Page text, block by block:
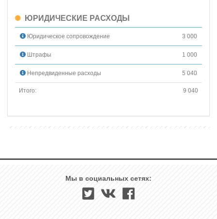
ЮРИДИЧЕСКИЕ РАСХОДЫ
Юридическое сопровождение 3 000
Штрафы 1 000
Непредвиденные расходы 5 040
Итого: 9 040
Мы в социальных сетях: